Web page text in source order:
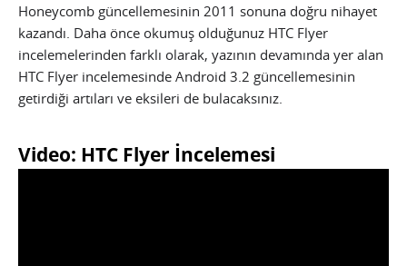
Honeycomb güncellemesinin 2011 sonuna doğru nihayet
kazandı. Daha önce okumuş olduğunuz HTC Flyer
incelemelerinden farklı olarak, yazının devamında yer alan
HTC Flyer incelemesinde Android 3.2 güncellemesinin
getirdiği artıları ve eksileri de bulacaksınız.
Video: HTC Flyer İncelemesi